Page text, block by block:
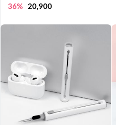
36% 20,900